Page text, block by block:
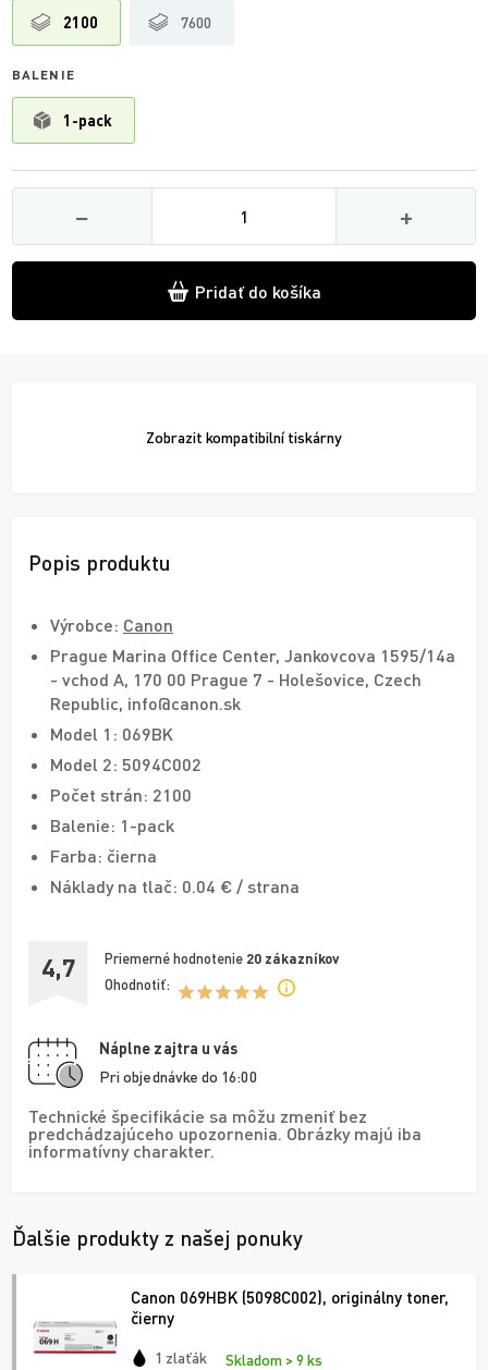
2100 7600
BALENIE
1-pack
−
Množství
+
Pridať do košíka
Zobrazit kompatibilní tiskárny
Popis produktu
Výrobce: Canon
Prague Marina Office Center, Jankovcova 1595/14a
- vchod A, 170 00 Prague 7 - Holešovice, Czech
Republic, info@canon.sk
Model 1: 069BK
Model 2: 5094C002
Počet strán: 2100
Balenie: 1-pack
Farba: čierna
Náklady na tlač: 0.04 € / strana
4,7 Priemerné hodnotenie 20 zákazníkov
Ohodnotiť:
Náplne zajtra u vás
Pri objednávke do 16:00
Technické špecifikácie sa môžu zmeniť bez
predchádzajúceho upozornenia. Obrázky majú iba
informatívny charakter.
Ďalšie produkty z našej ponuky
Canon 069HBK (5098C002), originálny toner,
čierny
1 zlaťák Skladom > 9 ks